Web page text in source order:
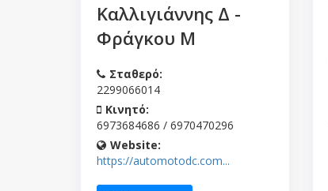
Καλλιγιάννης Δ -
Φράγκου Μ
Σταθερό:
2299066014
Κινητό:
6973684686 / 6970470296
Website:
https://automotodc.com...